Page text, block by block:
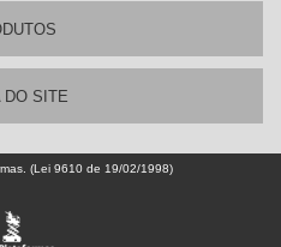
DO SITE
(Lei 9610 de 19/02/1998)